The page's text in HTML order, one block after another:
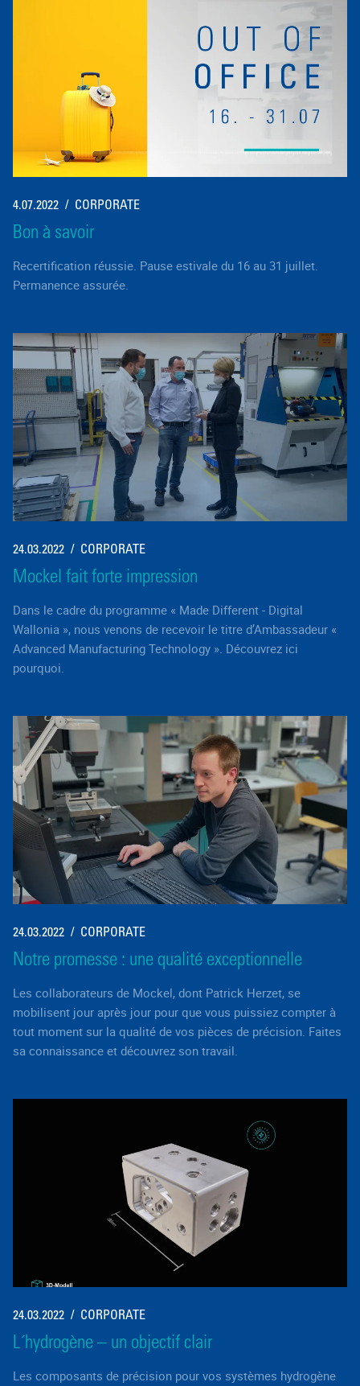
4.07.2022 CORPORATE
Bon à savoir
Recertification réussie. Pause estivale du 16 au 31 juillet.
Permanence assurée.
24.03.2022 CORPORATE
Mockel fait forte impression
Dans le cadre du programme « Made Different - Digital
Wallonia », nous venons de recevoir le titre d’Ambassadeur «
Advanced Manufacturing Technology ». Découvrez ici
pourquoi.
24.03.2022 CORPORATE
Notre promesse : une qualité exceptionnelle
Les collaborateurs de Mockel, dont Patrick Herzet, se
mobilisent jour après jour pour que vous puissiez compter à
tout moment sur la qualité de vos pièces de précision. Faites
sa connaissance et découvrez son travail.
24.03.2022 CORPORATE
L´hydrogène – un objectif clair
Les composants de précision pour vos systèmes hydrogène